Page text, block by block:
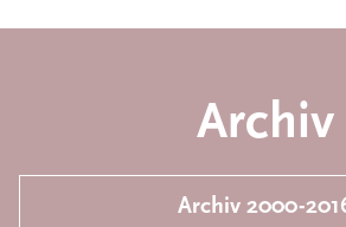
Archiv
Archiv 2000-